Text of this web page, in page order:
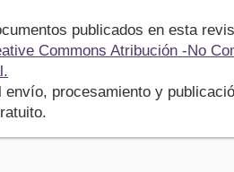
publicados en esta
Commons Atribución -No
envío, procesamiento y